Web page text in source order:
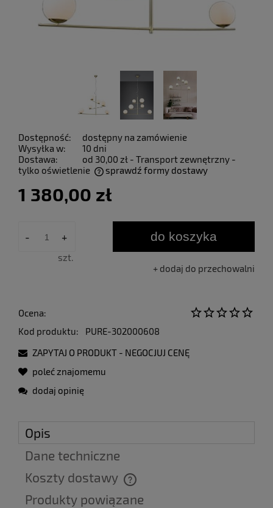
Dostępność:
dostępny na zamówienie
Wysyłka w:
10 dni
Dostawa:
od 30,00 zł - Transport zewnętrzny -
tylko oświetlenie
sprawdź formy dostawy
1 380,00 zł
- +
szt.
do koszyka
dodaj do przechowalni
Ocena:
Kod produktu:
PURE-302000608
ZAPYTAJ O PRODUKT - NEGOCJUJ CENĘ
poleć znajomemu
dodaj opinię
Opis
Dane techniczne
Koszty dostawy
Cena nie zawiera ewentualnych kosztów płatności
Produkty powiązane